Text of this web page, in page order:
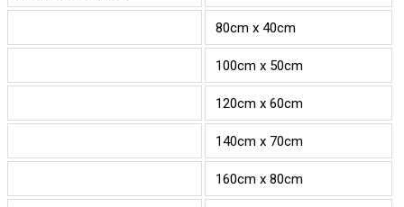
80cm x 40cm
100cm x 50cm
120cm x 60cm
140cm x 70cm
160cm x 80cm